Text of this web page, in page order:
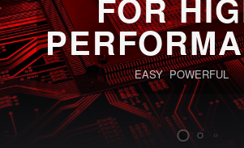
FOR
EASY POWERFUL